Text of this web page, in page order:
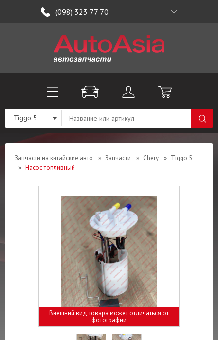
(098) 323 77 70
Tiggo 5
Запчасти на китайские авто » Запчасти » Chery » Tiggo 5
» Насос топливный
Внешний вид товара может отличаться от
фотографии